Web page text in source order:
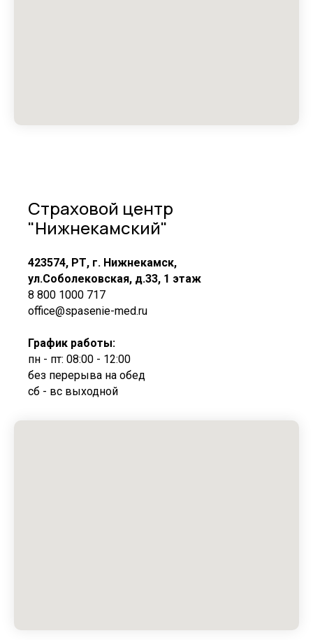
Страховой центр
"Нижнекамский"
423574, РТ, г. Нижнекамск,
ул.Соболековская, д.33, 1 этаж
8 800 1000 717
office@spasenie-med.ru
График работы:
пн - пт: 08:00 - 12:00
без перерыва на обед
сб - вс выходной